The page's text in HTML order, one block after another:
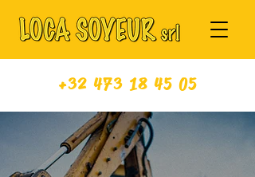
+32 473 18 45 05